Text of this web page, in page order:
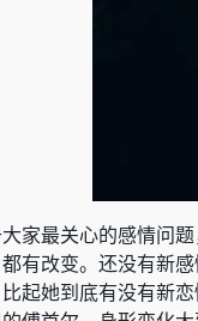
家最关心的感情问
有改变。还没有新感
起她到底有没有新